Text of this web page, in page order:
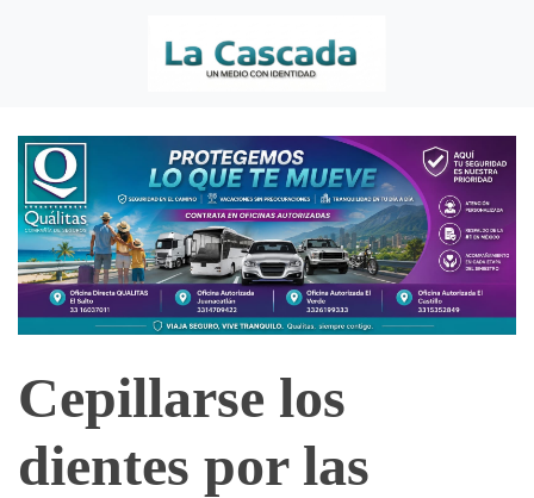
Cepillarse los
dientes por las